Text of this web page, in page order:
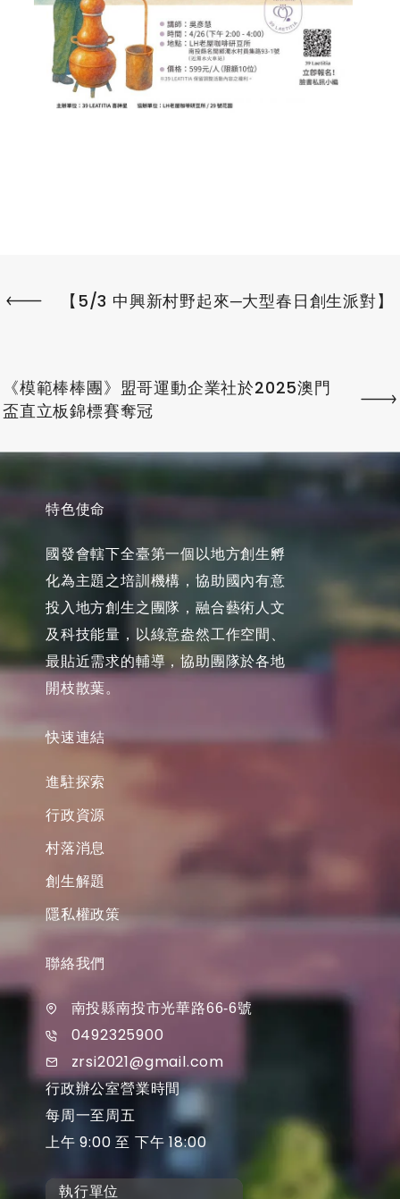
【5/3 中興新村野起來─大型春日創生派對】
《模範棒棒團》盟哥運動企業社於2025澳門
盃直立板錦標賽奪冠
特色使命
國發會轄下全臺第一個以地方創生孵
化為主題之培訓機構，協助國內有意
投入地方創生之團隊，融合藝術人文
及科技能量，以綠意盎然工作空間、
最貼近需求的輔導，協助團隊於各地
開枝散葉。
快速連結
進駐探索
行政資源
村落消息
創生解題
隱私權政策
聯絡我們
南投縣南投市光華路66-6號
0492325900
zrsi2021@gmail.com
行政辦公室營業時間
每周一至周五
上午 9:00 至 下午 18:00
執行單位